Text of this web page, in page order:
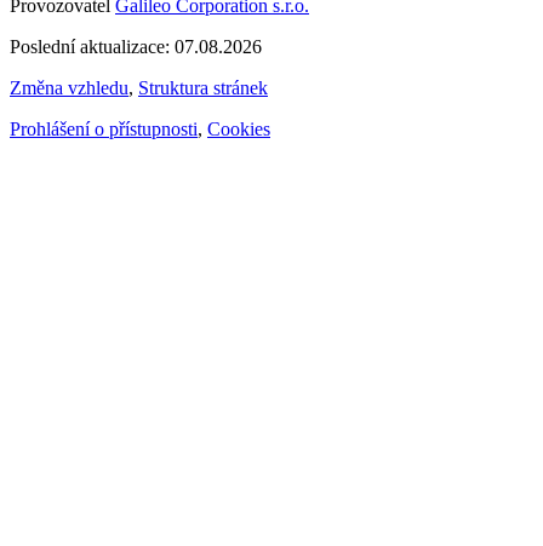
Provozovatel Galileo Corporation s.r.o.
Poslední aktualizace: 07.08.2026
Změna vzhledu, Struktura stránek
Prohlášení o přístupnosti, Cookies